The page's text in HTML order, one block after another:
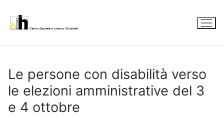
contenuto
Le persone con disabilità verso
le elezioni amministrative del 3
e 4 ottobre